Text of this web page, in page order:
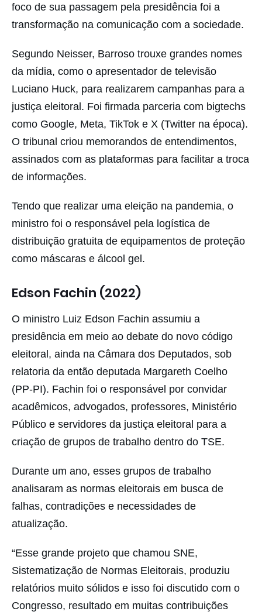
foco de sua passagem pela presidência foi a
transformação na comunicação com a sociedade.
Segundo Neisser, Barroso trouxe grandes nomes
da mídia, como o apresentador de televisão
Luciano Huck, para realizarem campanhas para a
justiça eleitoral. Foi firmada parceria com bigtechs
como Google, Meta, TikTok e X (Twitter na época).
O tribunal criou memorandos de entendimentos,
assinados com as plataformas para facilitar a troca
de informações.
Tendo que realizar uma eleição na pandemia, o
ministro foi o responsável pela logística de
distribuição gratuita de equipamentos de proteção
como máscaras e álcool gel.
Edson Fachin (2022)
O ministro Luiz Edson Fachin assumiu a
presidência em meio ao debate do novo código
eleitoral, ainda na Câmara dos Deputados, sob
relatoria da então deputada Margareth Coelho
(PP-PI). Fachin foi o responsável por convidar
acadêmicos, advogados, professores, Ministério
Público e servidores da justiça eleitoral para a
criação de grupos de trabalho dentro do TSE.
Durante um ano, esses grupos de trabalho
analisaram as normas eleitorais em busca de
falhas, contradições e necessidades de
atualização.
“Esse grande projeto que chamou SNE,
Sistematização de Normas Eleitorais, produziu
relatórios muito sólidos e isso foi discutido com o
Congresso, resultado em muitas contribuições